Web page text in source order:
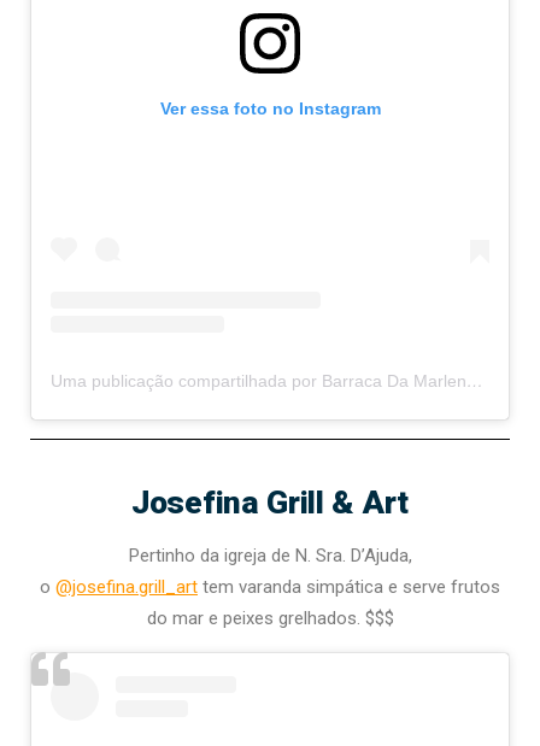
Ver essa foto no Instagram
Uma publicação compartilhada por Barraca Da Marlene Sol Viana (@acaraje_da_marlene)
Josefina Grill & Art
Pertinho da igreja de N. Sra. D’Ajuda,
o @josefina.grill_art tem varanda simpática e serve frutos
do mar e peixes grelhados. $$$